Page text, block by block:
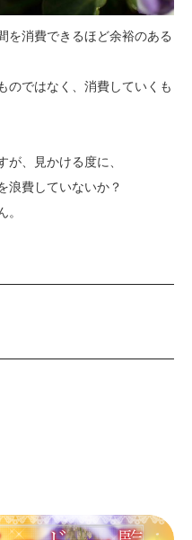
を消費できるほど余裕のある
のではなく、消費していくも
が、見かける度に、
浪費していないか？